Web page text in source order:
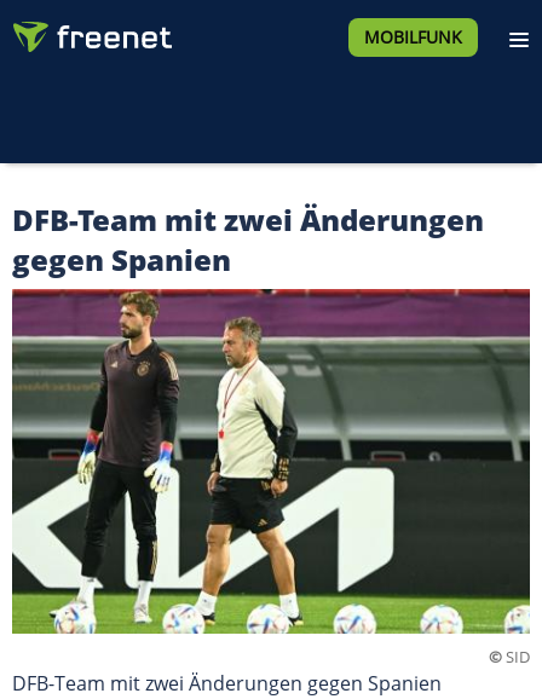
MOBILFUNK
DFB-Team mit zwei Änderungen
gegen Spanien
©SID
DFB-Team mit zwei Änderungen gegen Spanien